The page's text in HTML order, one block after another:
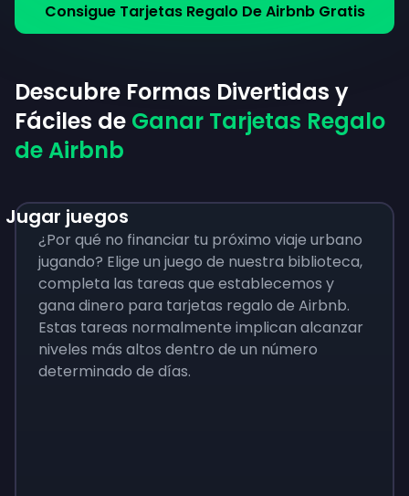
Consigue Tarjetas Regalo De Airbnb Gratis
Descubre Formas Divertidas y
Fáciles de Ganar Tarjetas Regalo
de Airbnb
Jugar juegos
¿Por qué no financiar tu próximo viaje urbano
jugando? Elige un juego de nuestra biblioteca,
completa las tareas que establecemos y
gana dinero para tarjetas regalo de Airbnb.
Estas tareas normalmente implican alcanzar
niveles más altos dentro de un número
determinado de días.